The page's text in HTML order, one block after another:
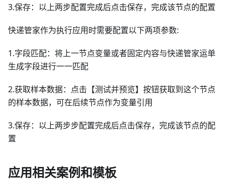
3.保存：以上两步配置完成后点击保存，完成该节点的配置
快递管家作为执行应用时需要配置以下两项参数:
1.字段匹配：将上一节点变量或者固定内容与快递管家运单
生成字段进行一一匹配
2.获取样本数据：点击【测试并预览】按钮获取到这个节点
的样本数据，可在后续节点作为变量引用
3.保存：以上两步步配置完成后点击保存，完成该节点的配
置
应用相关案例和模板